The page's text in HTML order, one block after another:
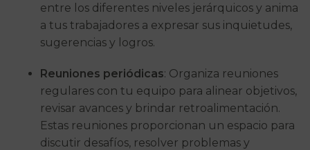
entre los diferentes niveles jerárquicos y anima
a tus trabajadores a expresar sus inquietudes,
sugerencias y logros.
Reuniones periódicas: Organiza reuniones
regulares con tu equipo para alinear objetivos,
revisar avances y brindar retroalimentación.
Estas reuniones proporcionan un espacio para
discutir desafíos, resolver problemas y